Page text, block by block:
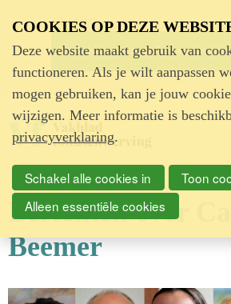
Advertentie
Berichten over
Beemer
COOKIES OP DEZE
Deze website maakt gebruik van
functioneren. Als je wilt aanpassen
mogen gebruiken, kan je jouw
wijzigen. Meer informatie is
privacyverklaring.
Schakel alle cookies in
Toon
Alleen essentiële cookies